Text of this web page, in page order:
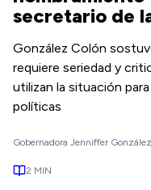
secretario de
González Colón
requiere seriedad y
utilizan la situación
políticas
Gobernadora Jenniffer
2 MIN